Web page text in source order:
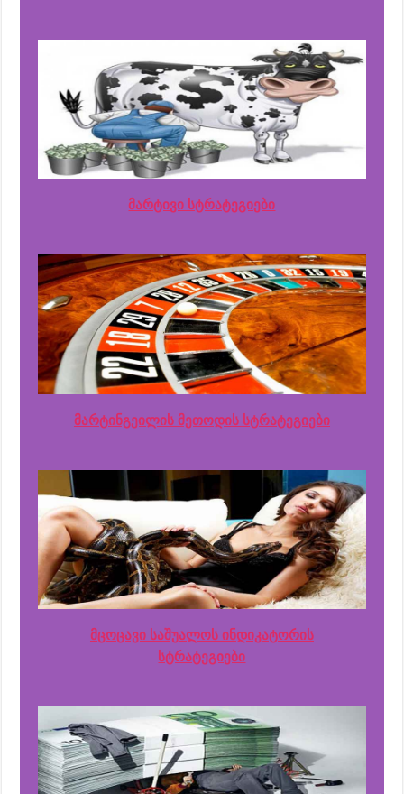
მარტივი სტრატეგიები
მარტინგეილის მეთოდის სტრატეგიები
მცოცავი საშუალოს ინდიკატორის
სტრატეგიები